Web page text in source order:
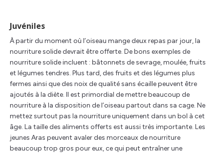
Juvéniles
À partir du moment où l’oiseau mange deux repas par jour, la
nourriture solide devrait être offerte. De bons exemples de
nourriture solide incluent : bâtonnets de sevrage, moulée, fruits
et légumes tendres. Plus tard, des fruits et des légumes plus
fermes ainsi que des noix de qualité sans écaille peuvent être
ajoutés à la diète. Il est primordial de mettre beaucoup de
nourriture à la disposition de l’oiseau partout dans sa cage. Ne
mettez surtout pas la nourriture uniquement dans un bol à cet
âge. La taille des aliments offerts est aussi très importante. Les
jeunes Aras peuvent avaler des morceaux de nourriture
beaucoup trop gros pour eux, ce qui peut entraîner une